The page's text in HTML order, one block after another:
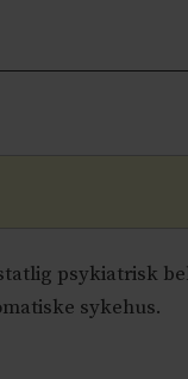
psykiatrisk
sykehus.